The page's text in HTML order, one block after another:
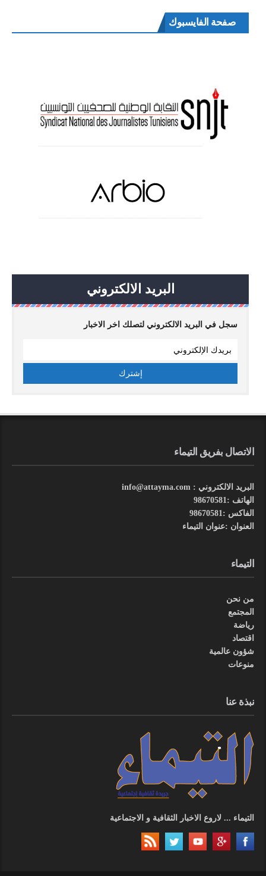
صفحة الفايسبوك
البريد الالكتروني
سجل في البريد الالكتروني لتصلك اخر الاخبار
الاتصال بفريق التيماء
البريد الالكتروني : info@attayma.com
الهاتف :98670581
الفاكس :98670581
العنوان :عنوان التيماء
التيماء
من نحن
المجتمع
رياضة
اقتصاد
شؤون عالمية
منوعات
نبذة عنا
التيماء ... لاروع الاخبار الثقافية و الاجتماعية